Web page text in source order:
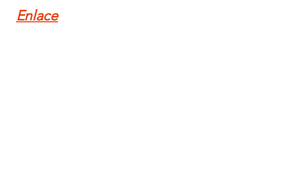
Enlace